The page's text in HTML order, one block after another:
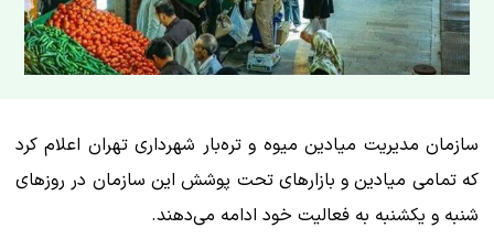
سازمان مدیریت میادین میوه و تره‌بار شهرداری تهران اعلام کرد
که تمامی میادین و بازارهای تحت پوشش این سازمان در روزهای
شنبه و یکشنبه به فعالیت خود ادامه می‌دهند.